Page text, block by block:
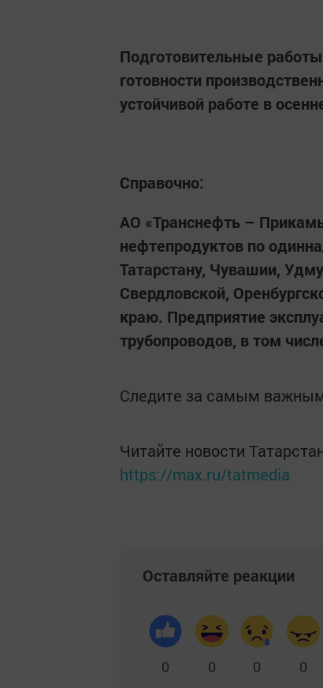
Подготовительные
готовности
устойчивой работе в
Справочно:
АО «Транснефть –
нефтепродуктов по
Татарстану, Чувашии,
Свердловской,
краю. Предприятие
трубопроводов, в том
Следите за самым
Читайте новости
https://max.ru/tatmedia
Оставляйте реакции
0 0 0 0